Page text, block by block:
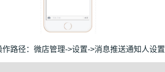
路径：微店管理->设置->消息推送通知人设置